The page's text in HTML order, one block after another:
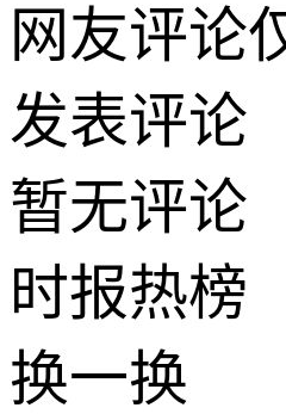
网友评论
发表评论
暂无评论
时报热榜
换一换